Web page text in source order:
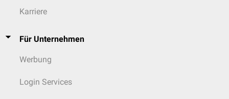
Karriere
Für Unternehmen
Werbung
Login Services